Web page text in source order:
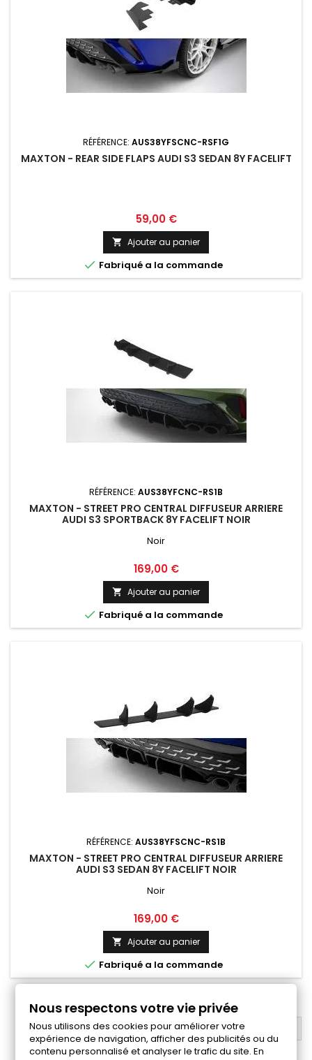
RÉFÉRENCE: AUS38YFSCNC-RSF1G
MAXTON - REAR SIDE FLAPS AUDI S3 SEDAN 8Y FACELIFT
Prix
59,00 €
 Ajouter au panier
 Fabriqué a la commande
RÉFÉRENCE: AUS38YFCNC-RS1B
MAXTON - STREET PRO CENTRAL DIFFUSEUR ARRIERE
AUDI S3 SPORTBACK 8Y FACELIFT NOIR
Noir
Prix
169,00 €
 Ajouter au panier
 Fabriqué a la commande
RÉFÉRENCE: AUS38YFSCNC-RS1B
MAXTON - STREET PRO CENTRAL DIFFUSEUR ARRIERE
AUDI S3 SEDAN 8Y FACELIFT NOIR
Noir
Prix
169,00 €
 Ajouter au panier
 Fabriqué a la commande
Suivant
RETOUR EN HAUT
Nous respectons votre vie privée
Nous utilisons des cookies pour améliorer votre
expérience de navigation, afficher des publicités ou du
contenu personnalisé et analyser le trafic du site. En